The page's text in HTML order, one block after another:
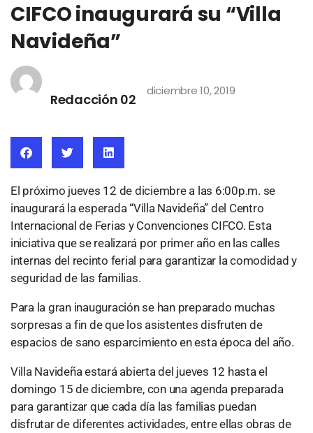
CIFCO inaugurará su “Villa
Navideña”
Redacción 02
diciembre 10, 2019
El próximo jueves 12 de diciembre a las 6:00p.m. se
inaugurará la esperada “Villa Navideña” del Centro
Internacional de Ferias y Convenciones CIFCO. Esta
iniciativa que se realizará por primer año en las calles
internas del recinto ferial para garantizar la comodidad y
seguridad de las familias.
Para la gran inauguración se han preparado muchas
sorpresas a fin de que los asistentes disfruten de
espacios de sano esparcimiento en esta época del año.
Villa Navideña estará abierta del jueves 12 hasta el
domingo 15 de diciembre, con una agenda preparada
para garantizar que cada día las familias puedan
disfrutar de diferentes actividades, entre ellas obras de